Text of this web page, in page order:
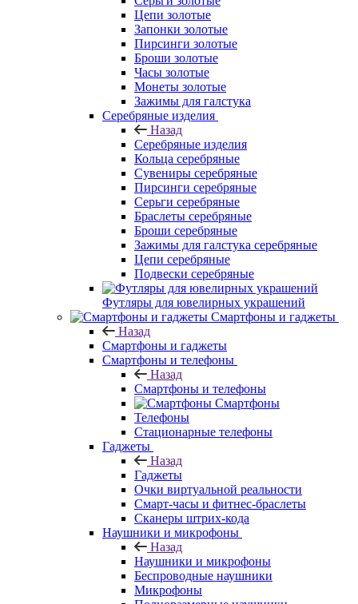
Цепи золотые
Запонки золотые
Пирсинги золотые
Броши золотые
Часы золотые
Монеты золотые
Зажимы для галстука
Серебряные изделия
Назад
Серебряные изделия
Кольца серебряные
Сувениры серебряные
Пирсинги серебряные
Серьги серебряные
Браслеты серебряные
Броши серебряные
Зажимы для галстука серебряные
Цепи серебряные
Подвески серебряные
Футляры для ювелирных украшений
Смартфоны и гаджеты
Назад
Смартфоны и гаджеты
Смартфоны и телефоны
Назад
Смартфоны и телефоны
Смартфоны
Телефоны
Стационарные телефоны
Гаджеты
Назад
Гаджеты
Очки виртуальной реальности
Смарт-часы и фитнес-браслеты
Сканеры штрих-кода
Наушники и микрофоны
Назад
Наушники и микрофоны
Беспроводные наушники
Микрофоны